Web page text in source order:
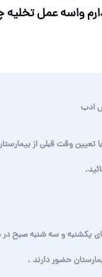
واسه عمل
ادب
تعیین وقت قبلی از
.
یکشنبه و سه شنبه صبح در
حضور دارند .